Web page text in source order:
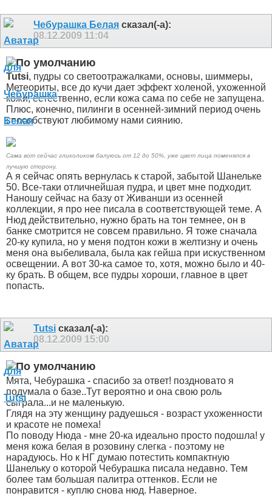
Чебурашка Белая сказал(-а):
08.12.2009 11:04
Tutsi, пудры со светоотражалками, основы, шиммеры,
Метеориты, все до кучи дает эффект холеной, ухоженной
кожи, естественно, если кожа сама по себе не запущена.
Плюс, конечно, пилинги в осенней-зимний период очень
способствуют любимому нами сиянию.
Сама вот сейчас гликоликом балуюсь от 12 до 50%, уже цвет лица поменялся в
лучшую сторону.
А я сейчас опять вернулась к старой, забытой Шанельке
50. Все-таки отличнейшая пудра, и цвет мне подходит.
Наношу сейчас на базу от Живанши из осенней
коллекции, я про нее писала в соответствующей теме. А
Нюд действительно, нужно брать на тон темнее, он в
банке смотрится не совсем правильно. Я тоже сначала
20-ку купила, но у меня подтон кожи в желтизну и очень
меня она выбеливала, была как гейша при искуственном
освещении. А вот 30-ка самое то, хотя, можно было и 40-
ку брать. В общем, все пудры хороши, главное в цвет
попасть.
Tutsi сказал(-а):
08.12.2009 15:00
Мята, Чебурашка - спасибо за ответ! поздновато я
подумала о базе..Тут вероятно и она свою роль
сыграла...и не маленькую.
Глядя на эту женщину радуешься - возраст ухоженности
и красоте не помеха!
По поводу Нюда - мне 20-ка идеально просто подошла! у
меня кожа белая в розовину слегка - поэтому не
нарадуюсь. Но к НГ думаю потестить компактную
Шанельку о которой Чебурашка писала недавно. Тем
более там большая палитра оттенков. Если не
понравится - куплю снова нюд. Наверное.